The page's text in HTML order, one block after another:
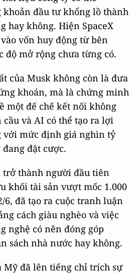
khoản đầu tư khổng lồ thành
hay không. Hiện SpaceX
vốn huy động từ bên
độ mở rộng chưa từng có.
của Musk không còn là đưa
khoán, mà là chứng minh
một đế chế kết nối không
và AI có thể tạo ra lợi
với mức định giá nghìn tỷ
đặt cược.
trở thành người đầu tiên
khối tài sản vượt mốc 1.000
6, đã tạo ra cuộc tranh luận
cách giàu nghèo và việc
nghệ có nên đóng góp
sách nhà nước hay không.
đã lên tiếng chỉ trích sự